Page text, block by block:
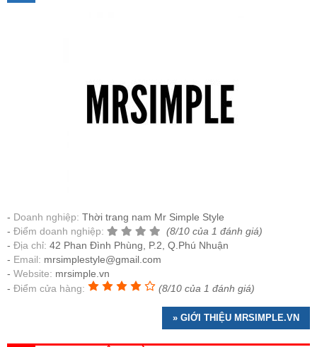
Doanh nghiệp: Thời trang nam Mr Simple Style
Điểm doanh nghiệp:
(8/10 của 1 đánh giá)
Địa chỉ: 42 Phan Đình Phùng, P.2, Q.Phú Nhuận
Email: mrsimplestyle@gmail.com
Website: mrsimple.vn
Điểm cửa hàng:
(8/10 của 1 đánh giá)
» GIỚI THIỆU MRSIMPLE.VN